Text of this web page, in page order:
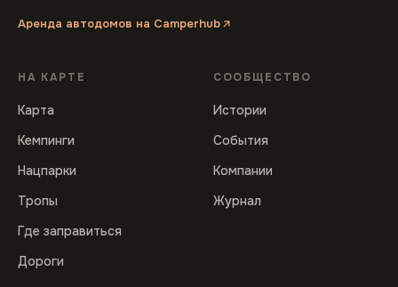
Аренда автодомов на Camperhub
НА КАРТЕ
Карта
Кемпинги
Нацпарки
Тропы
Где заправиться
Дороги
СООБЩЕСТВО
Истории
События
Компании
Журнал